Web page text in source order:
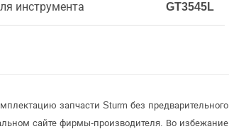
инструмента GT3545L
запчасти Sturm без предварительного
сайте фирмы-производителя. Во избежание